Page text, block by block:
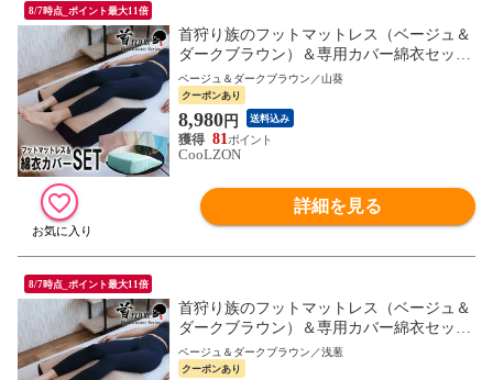
8/7時点_ポイント最大11倍
首狩り族のフットマットレス（ベージュ＆
ダークブラウン）＆専用カバー綿衣セット
（山葵） 足枕 カバー 母の日 父の日 ギフ
ト MG 新生活
ベージュ＆ダークブラウン／山葵
クーポンあり
8,980円 送料込み
81
CooLZON
詳細を見る
8/7時点_ポイント最大11倍
首狩り族のフットマットレス（ベージュ＆
ダークブラウン）＆専用カバー綿衣セット
（浅葱） 足枕 カバー 母の日 父の日 ギフ
ト MG 新生活
ベージュ＆ダークブラウン／浅葱
クーポンあり